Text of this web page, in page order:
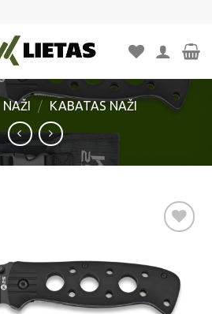
NAŽI / KABATAS NAŽI
Pievienot
vēlmju
sarakstam